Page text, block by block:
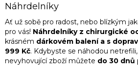
Náhrdelníky
Ať už sobě pro radost, nebo blízkým
pro vás! Náhrdelníky z chirurgické
krásném dárkovém balení a s
999 Kč. Kdybyste se náhodou
nevyhovující zboží můžete do 30 dnů